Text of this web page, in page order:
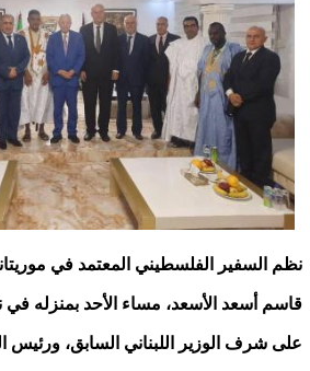
نظم السفير الفلسطيني المعتمد في
قاسم أسعد الأسعد، مساء الأحد بمنزله
على شرف الوزير اللبناني السابق، ورئيس